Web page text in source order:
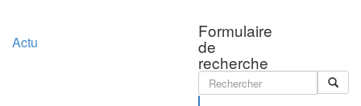
Formulaire
de
recherche
Actu